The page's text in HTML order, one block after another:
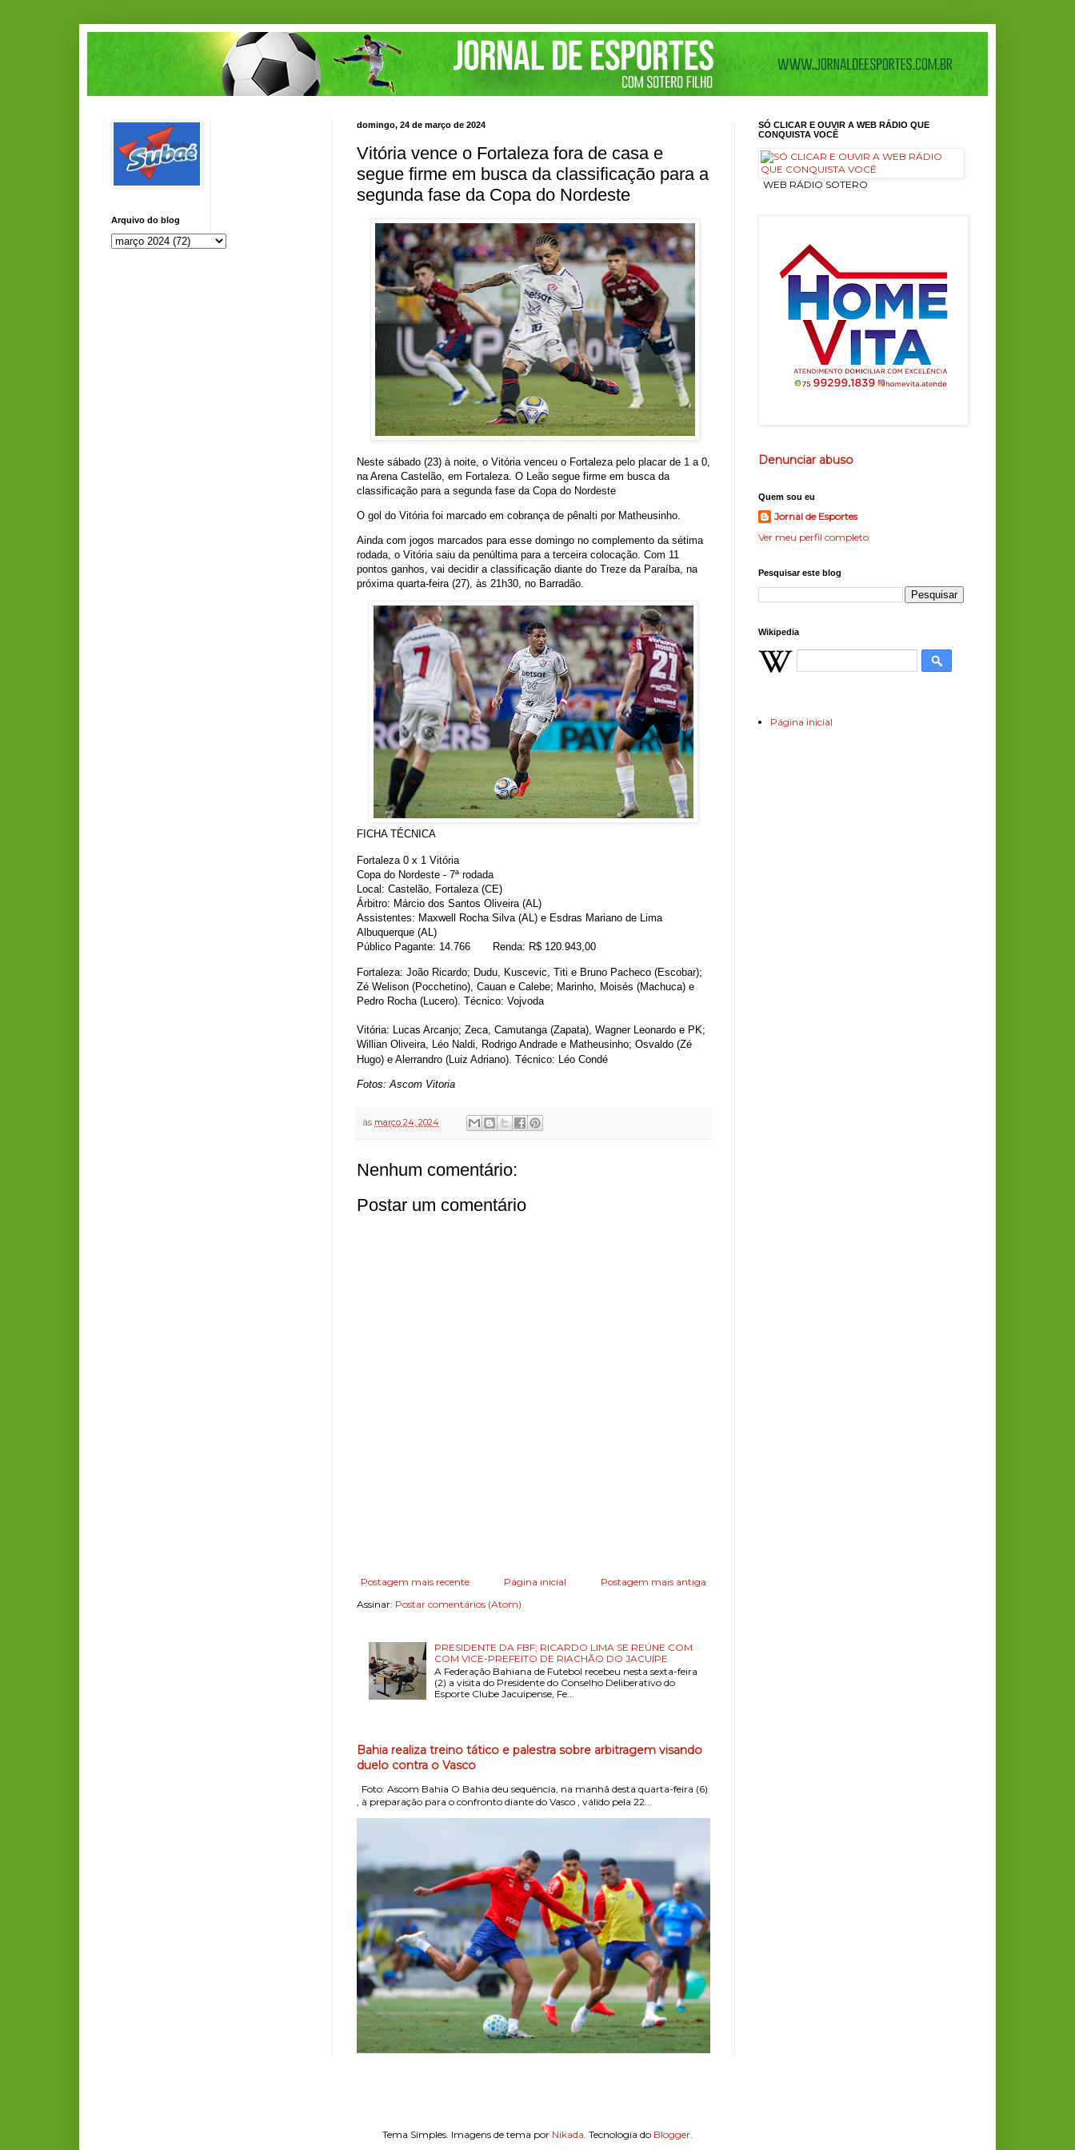
domingo, 24 de março de 2024
Vitória vence o Fortaleza fora de casa e
segue firme em busca da classificação para a
segunda fase da Copa do Nordeste
Neste sábado (23) à noite, o Vitória venceu o Fortaleza pelo placar de 1 a 0,
na Arena Castelão, em Fortaleza. O Leão segue firme em busca da
classificação para a segunda fase da Copa do Nordeste
O gol do Vitória foi marcado em cobrança de pênalti por Matheusinho.
Ainda com jogos marcados para esse domingo no complemento da sétima
rodada, o Vitória saiu da penúltima para a terceira colocação. Com 11
pontos ganhos, vai decidir a classificação diante do Treze da Paraíba, na
próxima quarta-feira (27), às 21h30, no Barradão.
FICHA TÉCNICA
Fortaleza 0 x 1 Vitória
Copa do Nordeste - 7ª rodada
Local: Castelão, Fortaleza (CE)
Árbitro: Márcio dos Santos Oliveira (AL)
Assistentes: Maxwell Rocha Silva (AL) e Esdras Mariano de Lima
Albuquerque (AL)
Público Pagante: 14.766 Renda: R$ 120.943,00
Fortaleza: João Ricardo; Dudu, Kuscevic, Titi e Bruno Pacheco (Escobar);
Zé Welison (Pocchetino), Cauan e Calebe; Marinho, Moisés (Machuca) e
Pedro Rocha (Lucero). Técnico: Vojvoda
Vitória: Lucas Arcanjo; Zeca, Camutanga (Zapata), Wagner Leonardo e PK;
Willian Oliveira, Léo Naldi, Rodrigo Andrade e Matheusinho; Osvaldo (Zé
Hugo) e Alerrandro (Luiz Adriano). Técnico: Léo Condé
Fotos: Ascom Vitoria
às março 24, 2024
Nenhum comentário:
Postar um comentário
Postagem mais recente Postagem mais antiga
Página inicial
Assinar: Postar comentários (Atom)
PRESIDENTE DA FBF; RICARDO LIMA SE REÚNE COM
COM VICE-PREFEITO DE RIACHÃO DO JACUÍPE
A Federação Bahiana de Futebol recebeu nesta sexta-feira
(2) a visita do Presidente do Conselho Deliberativo do
Esporte Clube Jacuipense, Fe...
Bahia realiza treino tático e palestra sobre arbitragem visando
duelo contra o Vasco
Foto: Ascom Bahia O Bahia deu sequência, na manhã desta quarta-feira (6)
, à preparação para o confronto diante do Vasco , válido pela 22...
Arquivo do blog
SÓ CLICAR E OUVIR A WEB RÁDIO QUE
CONQUISTA VOCÊ
ㅤ WEB RÁDIO SOTERO
Denunciar abuso
Quem sou eu
Jornal de Esportes
Ver meu perfil completo
Pesquisar este blog
Wikipedia
Página inicial
Tema Simples. Imagens de tema por Nikada. Tecnologia do Blogger.